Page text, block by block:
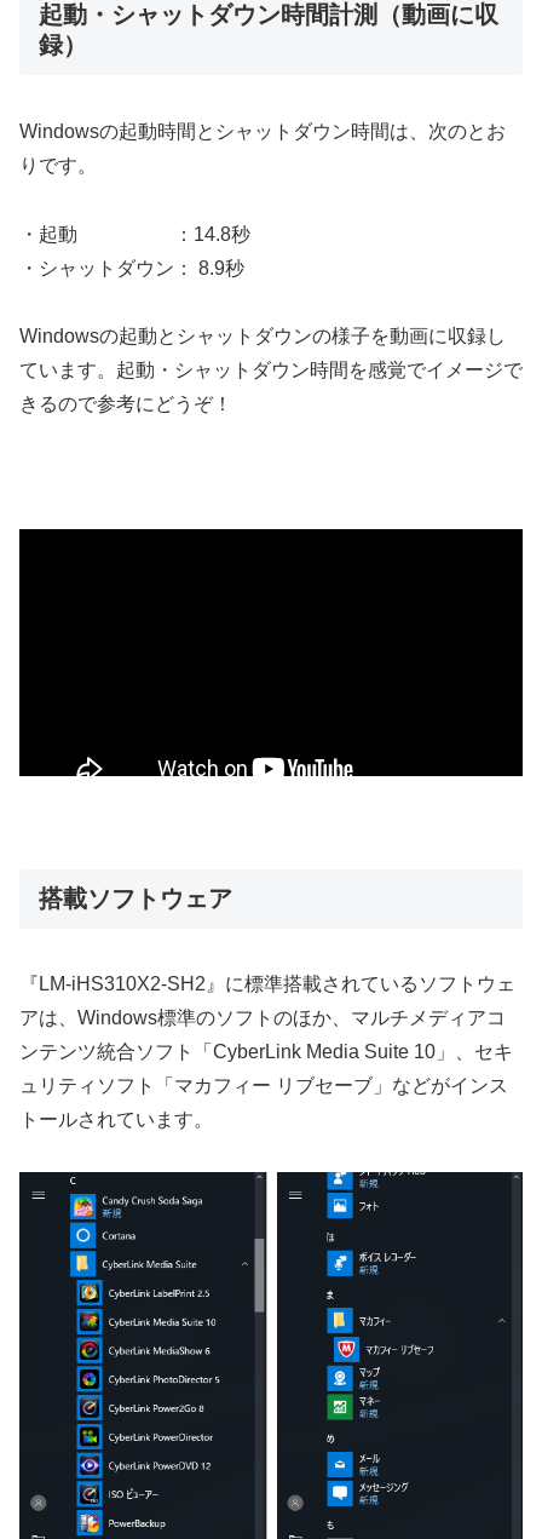
起動・シャットダウン時間計測（動画に収
録）
Windowsの起動時間とシャットダウン時間は、次のとお
りです。
・起動 ：14.8秒
・シャットダウン： 8.9秒
Windowsの起動とシャットダウンの様子を動画に収録し
ています。起動・シャットダウン時間を感覚でイメージで
きるので参考にどうぞ！
搭載ソフトウェア
『LM-iHS310X2-SH2』に標準搭載されているソフトウェ
アは、Windows標準のソフトのほか、マルチメディアコ
ンテンツ統合ソフト「CyberLink Media Suite 10」、セキ
ュリティソフト「マカフィー リブセーブ」などがインス
トールされています。